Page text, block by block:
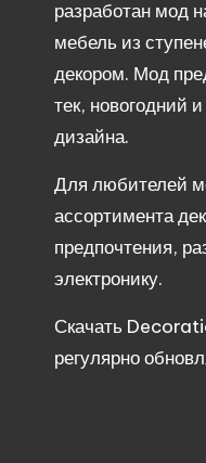
разработан мод
мебель из
декором. Мод
тек, новогодний и
дизайна.
Для любителей
ассортимента
предпочтения,
электронику.
Скачать
регулярно